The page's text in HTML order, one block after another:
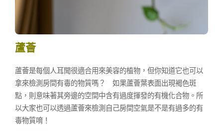
蘆薈
蘆薈是每個人耳聞很適合用來美容的植物，但你知道它也可以
拿來檢測房間有毒的物質嗎？ 如果蘆薈葉表面出現褐色斑
點，則意味著其旁邊的空間中含有過度揮發的有機化合物。所
以大家也可以透過蘆薈來檢測自己房間空氣是不是有過多的有
毒物質唷！